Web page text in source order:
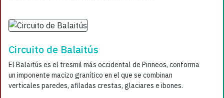
Circuito de Balaitús
El Balaitús es el tresmil más occidental de Pirineos, conforma
un imponente macizo granítico en el que se combinan
verticales paredes, afiladas crestas, glaciares e ibones.